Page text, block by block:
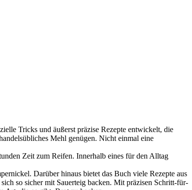
Tricks und äußerst präzise Rezepte entwickelt, die
Mehl genügen. Nicht einmal eine
Zeit zum Reifen. Innerhalb eines für den Alltag
Darüber hinaus bietet das Buch viele Rezepte aus
so sicher mit Sauerteig backen. Mit präzisen Schritt-für-